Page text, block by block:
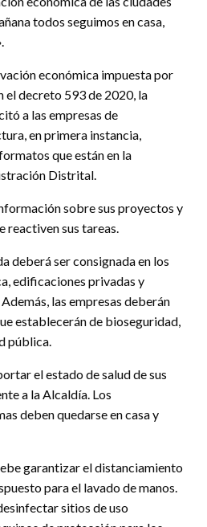
todos seguimos en casa,
económica impuesta por
el decreto 593 de 2020, la
a las empresas de
en primera instancia,
que están en la
Distrital.
sobre sus proyectos y
reactiven sus tareas.
deberá ser consignada en los
edificaciones privadas y
las empresas deberán
establecerán de bioseguridad,
pública.
el estado de salud de sus
a la Alcaldía. Los
deben quedarse en casa y
garantizar el distanciamiento
para el lavado de manos.
sitios de uso